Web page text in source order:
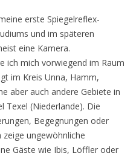
erste Spiegelreflex-
und im späteren
eine Kamera.
ich mich vorwiegend im Raum
im Kreis Unna, Hamm,
aber auch andere Gebiete in
Texel (Niederlande). Die
Begegnungen oder
ungewöhnliche
Gäste wie Ibis, Löffler oder